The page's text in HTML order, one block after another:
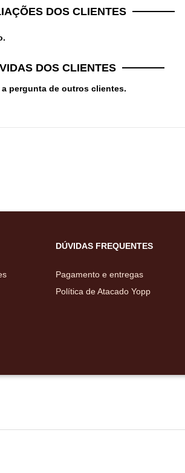
DOS CLIENTES
DOS CLIENTES
pergunta de outros clientes.
DÚVIDAS FREQUENTES
Pagamento e entregas
Política de Atacado Yopp